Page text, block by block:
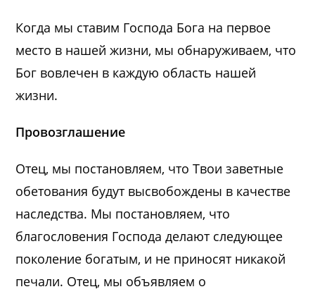
Когда мы ставим Господа Бога на первое
место в нашей жизни, мы обнаруживаем, что
Бог вовлечен в каждую область нашей
жизни.
Провозглашение
Отец, мы постановляем, что Твои заветные
обетования будут высвобождены в качестве
наследства. Мы постановляем, что
благословения Господа делают следующее
поколение богатым, и не приносят никакой
печали. Отец, мы объявляем о